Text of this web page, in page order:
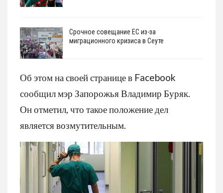
Срочное совещание ЕС из-за
миграционного кризиса в Сеуте
Об этом на своей странице в Facebook
сообщил мэр Запорожья Владимир Буряк.
Он отметил, что такое положение дел
является возмутительным.